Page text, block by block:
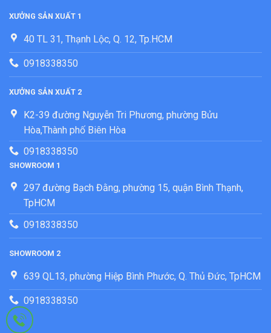
XƯỞNG SẢN XUẤT 1
40 TL 31, Thạnh Lộc, Q. 12, Tp.HCM
0918338350
XƯỞNG SẢN XUẤT 2
K2-39 đường Nguyễn Tri Phương, phường Bửu
Hòa,Thành phố Biên Hòa
0918338350
SHOWROOM 1
297 đường Bạch Đằng, phường 15, quận Bình Thạnh,
TpHCM
0918338350
SHOWROOM 2
639 QL13, phường Hiệp Bình Phước, Q. Thủ Đức, TpHCM
0918338350